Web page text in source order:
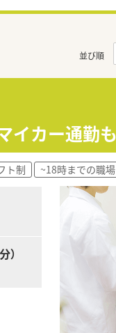
並び順
イカー通勤
ト制 ~18時までの職場
）